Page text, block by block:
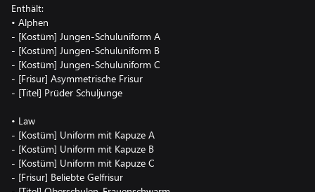
Enthält:
• Alphen
- [Kostüm] Jungen-Schuluniform A
- [Kostüm] Jungen-Schuluniform B
- [Kostüm] Jungen-Schuluniform C
- [Frisur] Asymmetrische Frisur
- [Titel] Prüder Schuljunge
• Law
- [Kostüm] Uniform mit Kapuze A
- [Kostüm] Uniform mit Kapuze B
- [Kostüm] Uniform mit Kapuze C
- [Frisur] Beliebte Gelfrisur